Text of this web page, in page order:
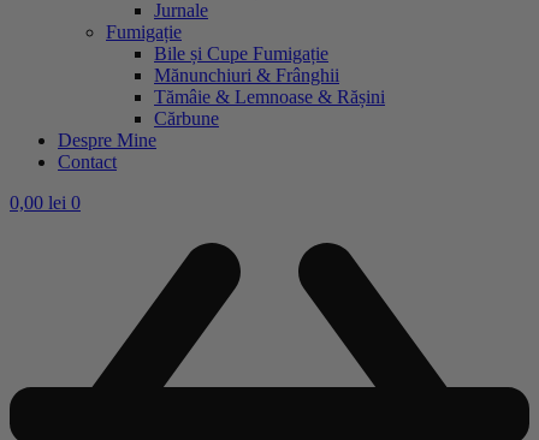
Jurnale
Fumigație
Bile și Cupe Fumigație
Mănunchiuri & Frânghii
Tămâie & Lemnoase & Rășini
Cărbune
Despre Mine
Contact
0,00 lei 0